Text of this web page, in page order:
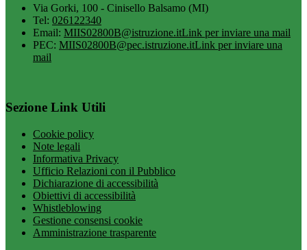
Via Gorki, 100 - Cinisello Balsamo (MI)
Tel: 026122340
Email: MIIS02800B@istruzione.itLink per inviare una mail
PEC: MIIS02800B@pec.istruzione.itLink per inviare una
mail
Sezione Link Utili
Cookie policy
Note legali
Informativa Privacy
Ufficio Relazioni con il Pubblico
Dichiarazione di accessibilità
Obiettivi di accessibilità
Whistleblowing
Gestione consensi cookie
Amministrazione trasparente